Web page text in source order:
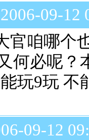
09-12
官咱哪个
何必呢？
玩9玩 不
09-12